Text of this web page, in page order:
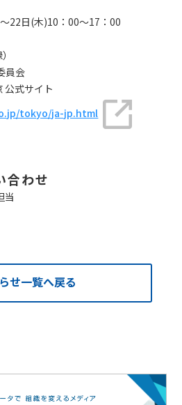
22日(木)10：00～17：00
員会
公式サイト
tokyo/ja-jp.html
合わせ
当
せ一覧へ戻る